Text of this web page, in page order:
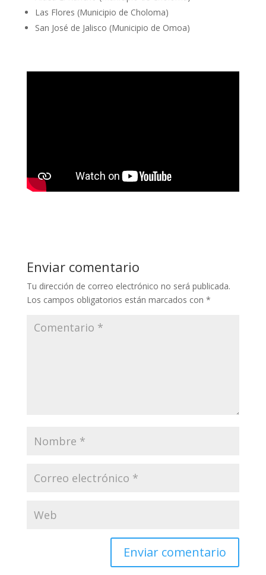
Las Flores (Municipio de Choloma)
San José de Jalisco (Municipio de Omoa)
Enviar comentario
Tu dirección de correo electrónico no será publicada.
Los campos obligatorios están marcados con *